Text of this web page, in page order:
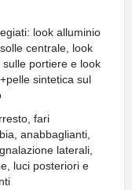
look alluminio
centrale, look
sulle portiere e look
sintetica sul
fari
anabbaglianti,
laterali,
luci posteriori e